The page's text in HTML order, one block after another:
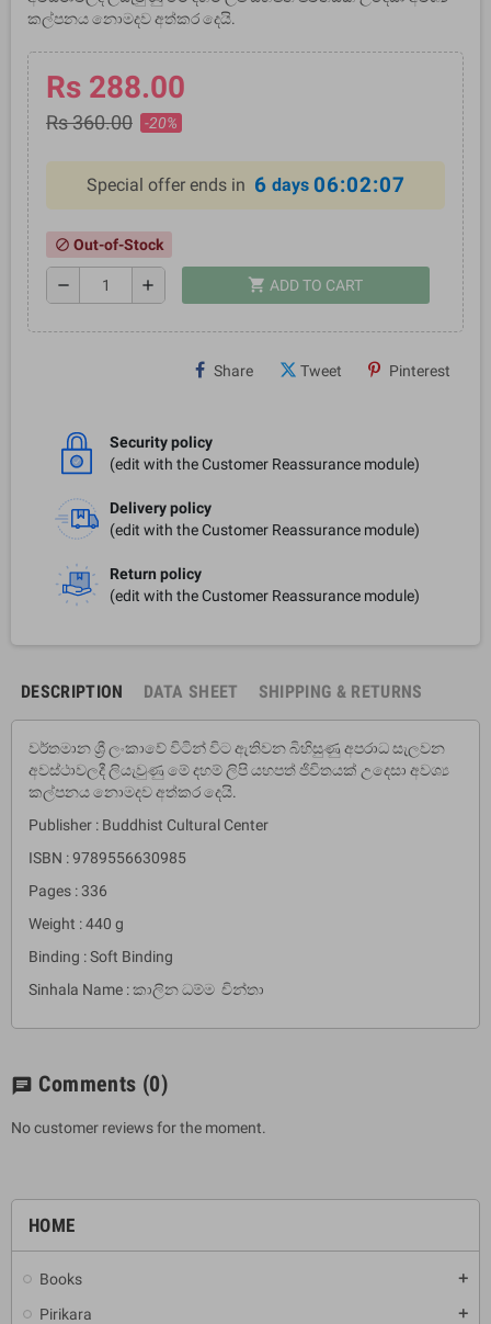
HOME
Books add
Pirikara add
කල්පනය නොමදව අත්කර දෙයි.
Rs 288.00
Rs 360.00 -20%
Special offer ends in 6 days 06:02:07
block Out-of-Stock
remove add shopping_cart ADD TO CART
Share Tweet Pinterest
Security policy
(edit with the Customer Reassurance module)
Delivery policy
(edit with the Customer Reassurance module)
Return policy
(edit with the Customer Reassurance module)
DESCRIPTION DATA SHEET SHIPPING & RETURNS
වර්තමාන ශ්‍රී ලංකාවේ විටින් විට ඇතිවන බිහිසුණු අපරාධ සැලවන
අවස්ථාවලදී ලියැවුණු මේ දහම් ලිපි යහපත් ජිවිතයක් උදෙසා අවශ්‍ය
කල්පනය නොමදව අත්කර දෙයි.
Publisher : Buddhist Cultural Center
ISBN : 9789556630985
Pages : 336
Weight : 440 g
Binding : Soft Binding
Sinhala Name : කාලින ධම්ම චින්තා
chat Comments (0)
No customer reviews for the moment.